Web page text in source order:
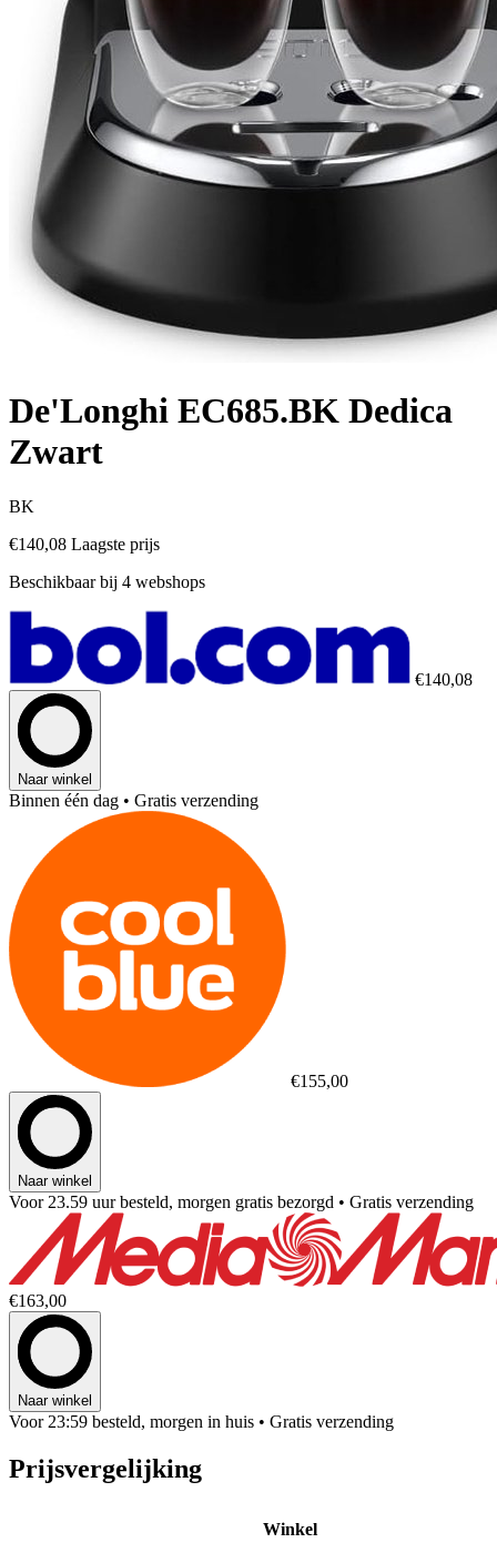
De'Longhi EC685.BK Dedica
Zwart
BK
€140,08 Laagste prijs
Beschikbaar bij 4 webshops
€140,08
Naar winkel
Binnen één dag • Gratis verzending
€155,00
Naar winkel
Voor 23.59 uur besteld, morgen gratis bezorgd • Gratis verzending
€163,00
Naar winkel
Voor 23:59 besteld, morgen in huis • Gratis verzending
Prijsvergelijking
Winkel